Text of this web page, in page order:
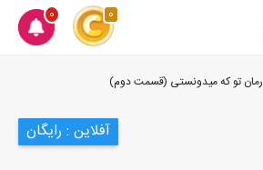
0 0
رمان تو که میدونستی (قسمت دوم)
آفلاین : رایگان